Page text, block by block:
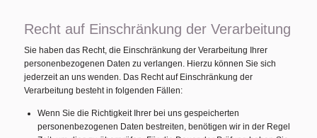
Recht auf Einschränkung der Verarbeitung
Sie haben das Recht, die Einschränkung der Verarbeitung Ihrer
personenbezogenen Daten zu verlangen. Hierzu können Sie sich
jederzeit an uns wenden. Das Recht auf Einschränkung der
Verarbeitung besteht in folgenden Fällen:
Wenn Sie die Richtigkeit Ihrer bei uns gespeicherten
personenbezogenen Daten bestreiten, benötigen wir in der Regel